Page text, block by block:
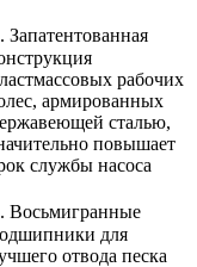
. Запатентованная
рабочих
армированных
сталью,
повышает
службы насоса
. Восьмигранные
для
отвода песка